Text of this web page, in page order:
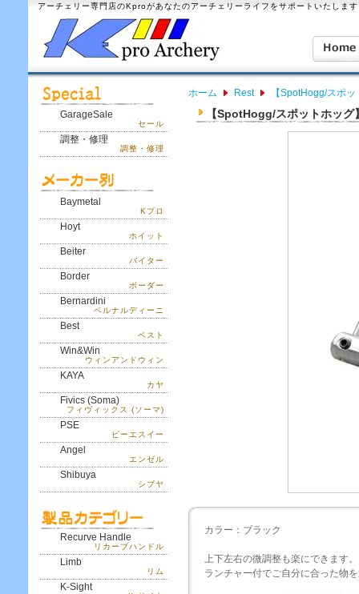
アーチェリー専門店のKproがあなたのアーチェリーライフをサポートいたしま
GarageSale
セール
調整・修理
調整・修理
Baymetal
Kプロ
Hoyt
ホイット
Beiter
バイター
Border
ボーダー
Bernardini
ベルナルディーニ
Best
ベスト
Win&Win
ウィンアンドウィン
KAYA
カヤ
Fivics (Soma)
フィヴィックス (ソーマ)
PSE
ピーエスイー
Angel
エンゼル
Shibuya
シブヤ
Recurve Handle
リカーブハンドル
Limb
リム
K-Sight
ホーム Rest 【SpotHogg/スポ
【SpotHogg/スポットホッ
カラー：ブラック
上下左右の微調整も楽にできます。
ランチャー付でご自分に合った物